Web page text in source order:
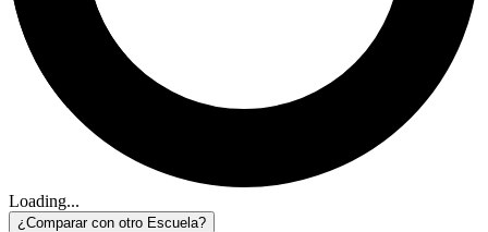
Loading...
¿Comparar con otro Escuela?